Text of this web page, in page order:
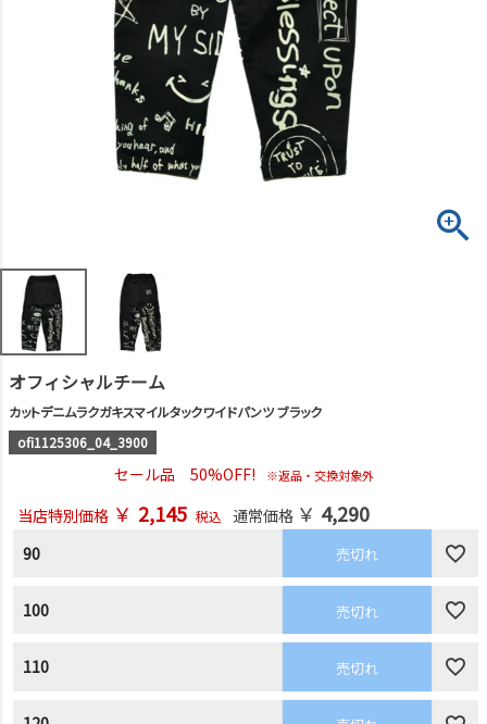
オフィシャルチーム
カットデニムラクガキスマイルタックワイドパンツ ブラック
ofi1125306_04_3900
セール品 50%OFF! ※返品・交換対象外
当店特別価格 ￥ 2,145 税込 通常価格 ￥ 4,290
90 売切れ
100 売切れ
110 売切れ